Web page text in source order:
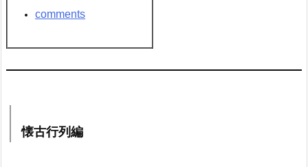
comments
懐古行列編